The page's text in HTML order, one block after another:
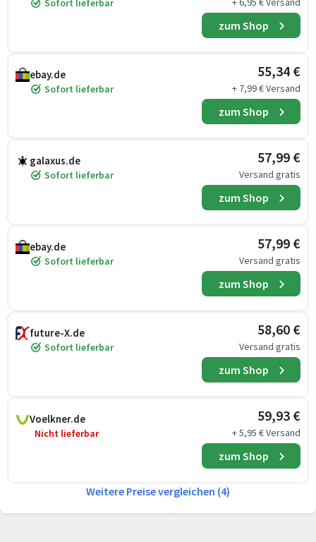
Sofort lieferbar
zum Shop
ebay.de
Sofort lieferbar
55,34 €
+ 7,99 € Versand
zum Shop
galaxus.de
Sofort lieferbar
57,99 €
Versand gratis
zum Shop
ebay.de
Sofort lieferbar
57,99 €
Versand gratis
zum Shop
future-X.de
Sofort lieferbar
58,60 €
Versand gratis
zum Shop
Voelkner.de
Nicht lieferbar
59,93 €
+ 5,95 € Versand
zum Shop
Weitere Preise vergleichen (4)